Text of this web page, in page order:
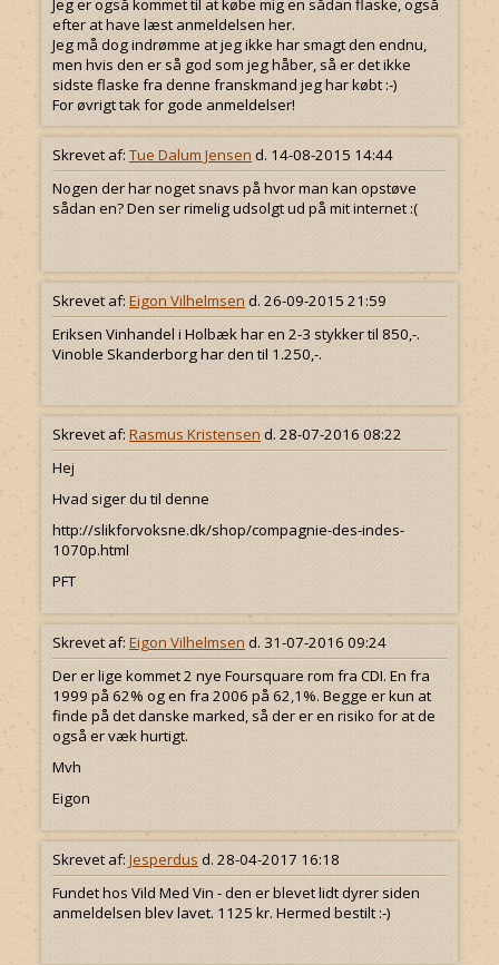
Jeg er også kommet til at købe mig en sådan flaske, også
efter at have læst anmeldelsen her.
Jeg må dog indrømme at jeg ikke har smagt den endnu,
men hvis den er så god som jeg håber, så er det ikke
sidste flaske fra denne franskmand jeg har købt :-)
For øvrigt tak for gode anmeldelser!
Skrevet af:Tue Dalum Jensen d. 14-08-2015 14:44
Nogen der har noget snavs på hvor man kan opstøve
sådan en? Den ser rimelig udsolgt ud på mit internet :(
Skrevet af: Eigon Vilhelmsen d. 26-09-2015 21:59
Eriksen Vinhandel i Holbæk har en 2-3 stykker til 850,-.
Vinoble Skanderborg har den til 1.250,-.
Skrevet af: Rasmus Kristensen d. 28-07-2016 08:22
Hej
Hvad siger du til denne
http://slikforvoksne.dk/shop/compagnie-des-indes-
1070p.html
PFT
Skrevet af: Eigon Vilhelmsen d. 31-07-2016 09:24
Der er lige kommet 2 nye Foursquare rom fra CDI. En fra
1999 på 62% og en fra 2006 på 62,1%. Begge er kun at
finde på det danske marked, så der er en risiko for at de
også er væk hurtigt.
Mvh
Eigon
Skrevet af: Jesperdus d. 28-04-2017 16:18
Fundet hos Vild Med Vin - den er blevet lidt dyrer siden
anmeldelsen blev lavet. 1125 kr. Hermed bestilt :-)